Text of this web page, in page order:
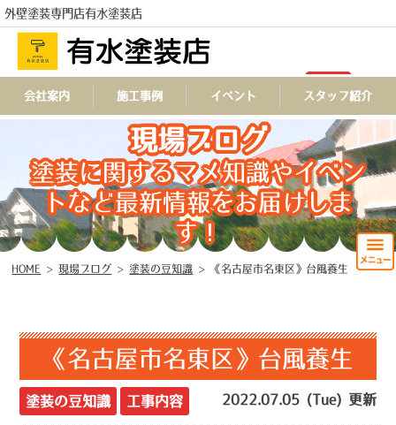
外壁塗装専門店有水塗装店
TEL
会社案内 施工事例 イベント スタッフ紹介
現場ブログ
塗装に関するマメ知識やイベン
トなど最新情報をお届けしま
す！
HOME >現場ブログ > 塗装の豆知識 > 《名古屋市名東区》台風養生
《名古屋市名東区》台風養生
塗装の豆知識 工事内容 2022.07.05 (Tue) 更新